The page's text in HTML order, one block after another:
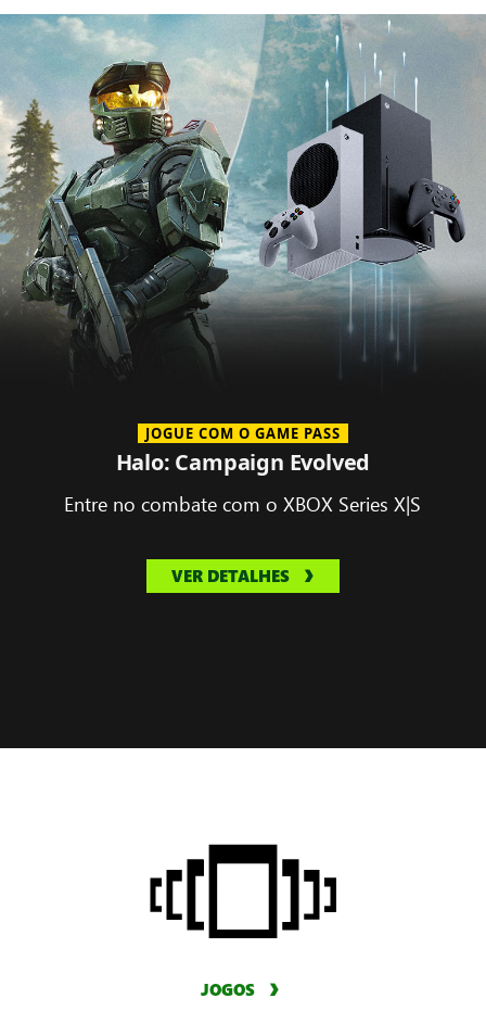
JOGUE COM O GAME PASS
Halo: Campaign Evolved
Entre no combate com o XBOX Series X|S
VER DETALHES
JOGOS